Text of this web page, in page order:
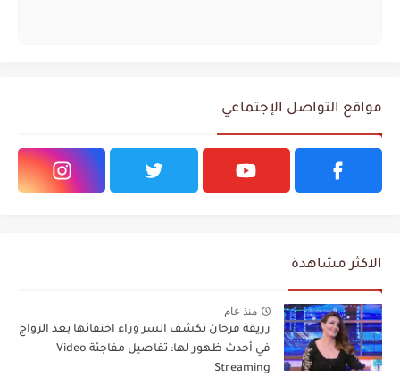
مواقع التواصل الإجتماعي
الاكثر مشاهدة
منذ عام
رزيقة فرحان تكشف السر وراء اختفائها بعد الزواج
في أحدث ظهور لها: تفاصيل مفاجئة Video
Streaming